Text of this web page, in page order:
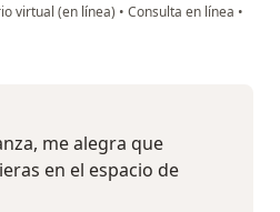
virtual (en línea) • Consulta en línea •
me alegra que
en el espacio de